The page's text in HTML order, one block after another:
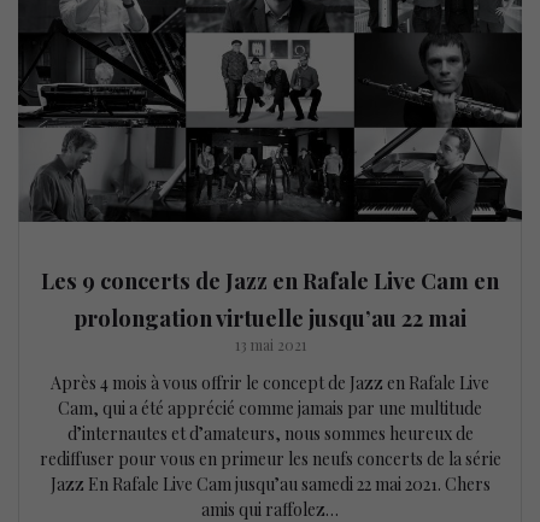
Les 9 concerts de Jazz en Rafale Live Cam en
prolongation virtuelle jusqu’au 22 mai
13 mai 2021
Après 4 mois à vous offrir le concept de Jazz en Rafale Live
Cam, qui a été apprécié comme jamais par une multitude
d’internautes et d’amateurs, nous sommes heureux de
rediffuser pour vous en primeur les neufs concerts de la série
Jazz En Rafale Live Cam jusqu’au samedi 22 mai 2021. Chers
amis qui raffolez…